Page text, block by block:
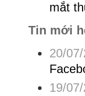
mắt
Tin mới
20/
19/